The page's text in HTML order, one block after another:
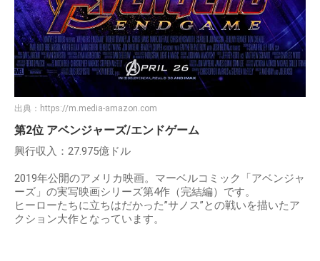
出典： https://m.media-amazon.com
第2位 アベンジャーズ/エンドゲーム
興行収入：27.975億ドル
2019年公開のアメリカ映画。マーベルコミック「アベンジャ
ーズ」の実写映画シリーズ第4作（完結編）です。
ヒーローたちに立ちはだかった”サノス”との戦いを描いたア
クション大作となっています。